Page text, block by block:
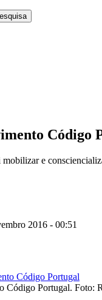
Código
e
2016 - 00:51
Código Portugal. Foto: